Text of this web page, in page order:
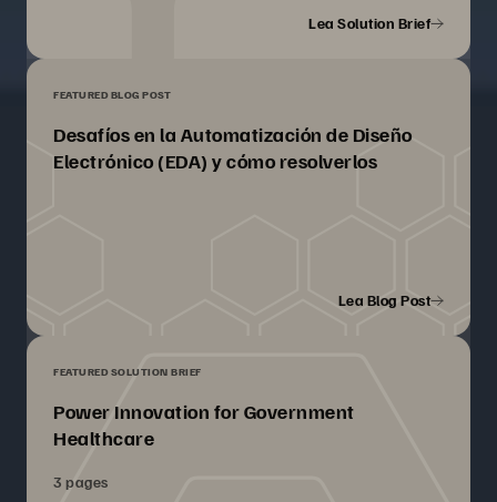
Lea Solution Brief
FEATURED BLOG POST
Desafíos en la Automatización de Diseño
Electrónico (EDA) y cómo resolverlos
Lea Blog Post
FEATURED SOLUTION BRIEF
Power Innovation for Government
Healthcare
3 pages